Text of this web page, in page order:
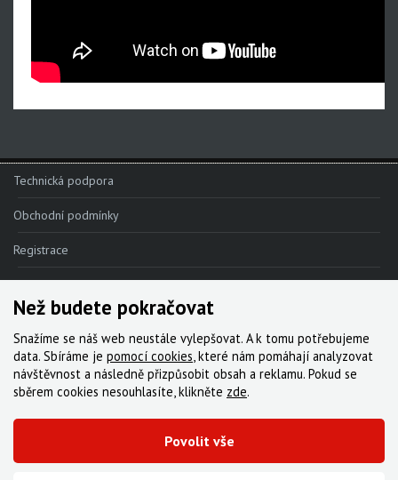
Technická podpora
Obchodní podmínky
Registrace
Reklamace
Kde nakoupit
Kontakt
Servis
Ke stažení
© 2000-2026 Všechna práva vyhrazena,Cyklo Žitný, s.r.o.|Zásady cookies
Než budete pokračovat
Snažíme se náš web neustále vylepšovat. A k tomu potřebujeme
data. Sbíráme je pomocí cookies, které nám pomáhají analyzovat
návštěvnost a následně přizpůsobit obsah a reklamu. Pokud se
sběrem cookies nesouhlasíte, klikněte zde.
Povolit vše